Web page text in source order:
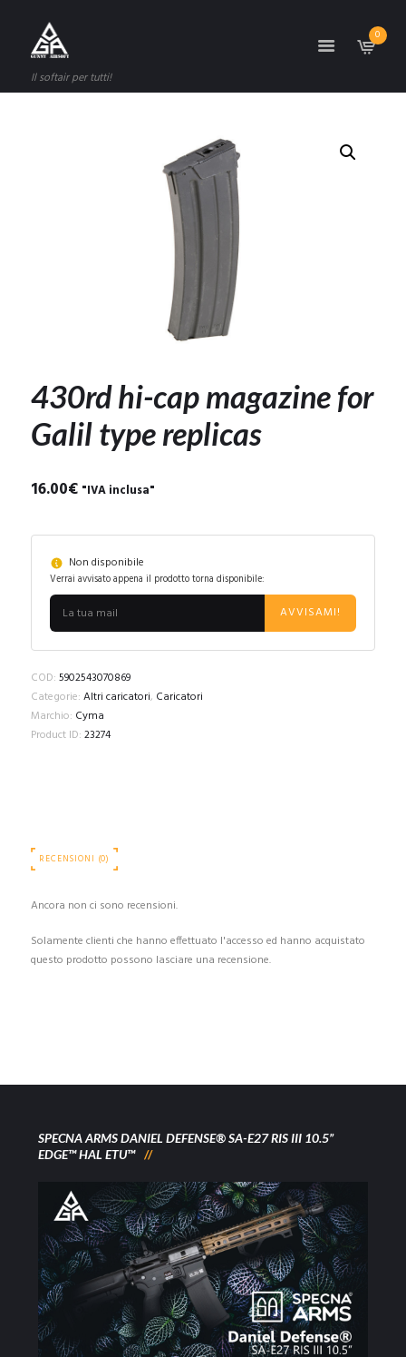
Il softair per tutti!
0
430rd hi-cap magazine for
Galil type replicas
16.00€ "IVA inclusa"
Non disponibile
Verrai avvisato appena il prodotto torna disponibile:
AVVISAMI!
COD: 5902543070869
Categorie: Altri caricatori, Caricatori
Marchio: Cyma
Product ID: 23274
RECENSIONI (0)
Ancora non ci sono recensioni.
Solamente clienti che hanno effettuato l'accesso ed hanno acquistato
questo prodotto possono lasciare una recensione.
SPECNA ARMS DANIEL DEFENSE® SA-E27 RIS III 10.5”
EDGE™ HAL ETU™